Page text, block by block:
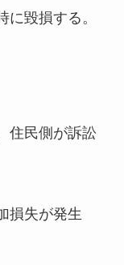
毀損する。
住民側が訴訟
損失が発生